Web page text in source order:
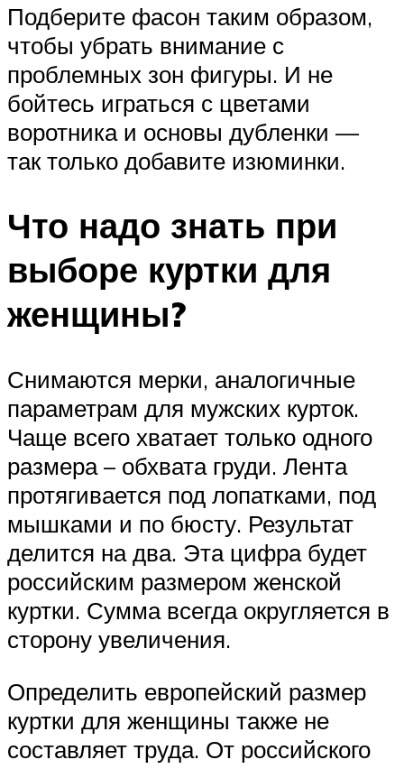
Подберите фасон таким образом,
чтобы убрать внимание с
проблемных зон фигуры. И не
бойтесь играться с цветами
воротника и основы дубленки —
так только добавите изюминки.
Что надо знать при
выборе куртки для
женщины?
Снимаются мерки, аналогичные
параметрам для мужских курток.
Чаще всего хватает только одного
размера – обхвата груди. Лента
протягивается под лопатками, под
мышками и по бюсту. Результат
делится на два. Эта цифра будет
российским размером женской
куртки. Сумма всегда округляется в
сторону увеличения.
Определить европейский размер
куртки для женщины также не
составляет труда. От российского